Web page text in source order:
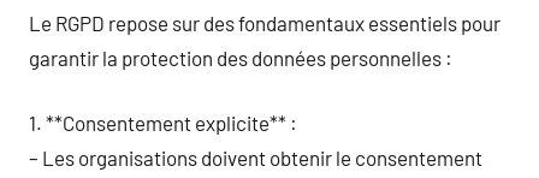
Le RGPD repose sur des fondamentaux essentiels pour
garantir la protection des données personnelles :
1. **Consentement explicite** :
– Les organisations doivent obtenir le consentement